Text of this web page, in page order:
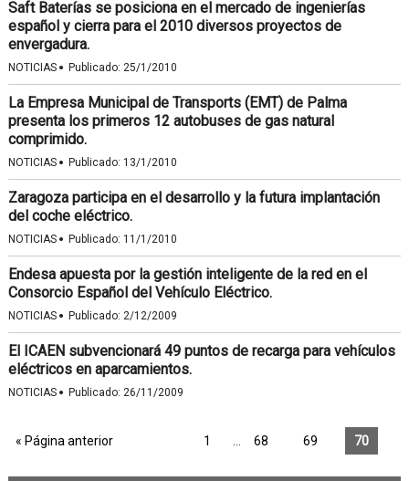
Saft Baterías se posiciona en el mercado de ingenierías
español y cierra para el 2010 diversos proyectos de
envergadura.
NOTICIAS · Publicado: 25/1/2010
La Empresa Municipal de Transports (EMT) de Palma
presenta los primeros 12 autobuses de gas natural
comprimido.
NOTICIAS · Publicado: 13/1/2010
Zaragoza participa en el desarrollo y la futura implantación
del coche eléctrico.
NOTICIAS · Publicado: 11/1/2010
Endesa apuesta por la gestión inteligente de la red en el
Consorcio Español del Vehículo Eléctrico.
NOTICIAS · Publicado: 2/12/2009
El ICAEN subvencionará 49 puntos de recarga para vehículos
eléctricos en aparcamientos.
NOTICIAS · Publicado: 26/11/2009
« Página anterior 1 68 69 70